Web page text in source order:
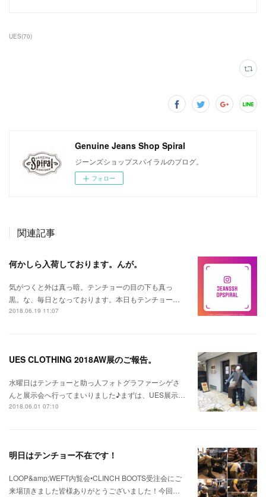
UES(70)
Genuine Jeans Shop Spiral
ジーンズショップスパイラルのブログ。
フォロー
関連記事
何かしら入荷しております。んが。
気がつくと外は真っ暗。テンチョーの目の下も真っ
黒。な、毎日となっております。本日もテンチョー…
2018.06.19 11:07
UES CLOTHING 2018AW展のご報告。
水曜日はテンチョーと助っ人フォトグラファーシゲさ
んと展示会へ行ってまいりました♪まずは、UES展示…
2018.06.01 07:10
明日はテンチョー不在です！
LOOP&amp;WEFT内覧会•CLINCH BOOTS受注会にご
来場頂きました皆様ありがとうございました！今回…